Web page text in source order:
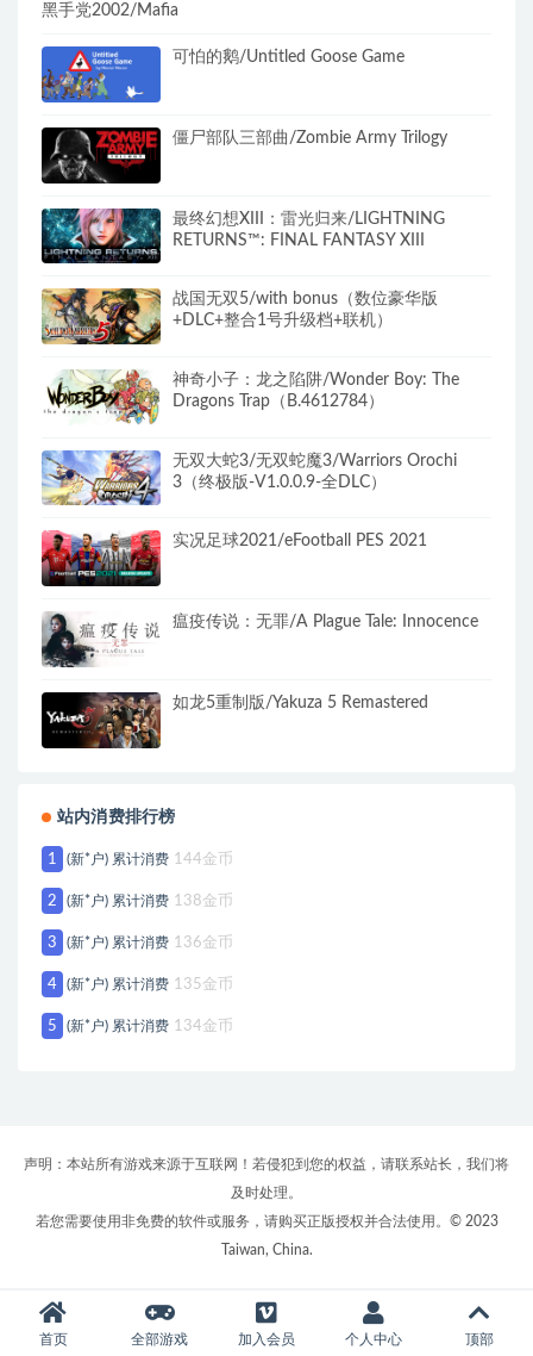
黑手党2002/Mafia
可怕的鹅/Untitled Goose Game
僵尸部队三部曲/Zombie Army Trilogy
最终幻想XIII：雷光归来/LIGHTNING
RETURNS™: FINAL FANTASY XIII
战国无双5/with bonus（数位豪华版
+DLC+整合1号升级档+联机）
神奇小子：龙之陷阱/Wonder Boy: The
Dragons Trap（B.4612784）
无双大蛇3/无双蛇魔3/Warriors Orochi
3（终极版-V1.0.0.9-全DLC）
实况足球2021/eFootball PES 2021
瘟疫传说：无罪/A Plague Tale: Innocence
如龙5重制版/Yakuza 5 Remastered
站内消费排行榜
1 (新*户) 累计消费 144金币
2 (新*户) 累计消费 138金币
3 (新*户) 累计消费 136金币
4 (新*户) 累计消费 135金币
5 (新*户) 累计消费 134金币
声明：本站所有游戏来源于互联网！若侵犯到您的权益，请联系站长，我们将
及时处理。
若您需要使用非免费的软件或服务，请购买正版授权并合法使用。© 2023
Taiwan, China.
首页 全部游戏 加入会员 个人中心 顶部